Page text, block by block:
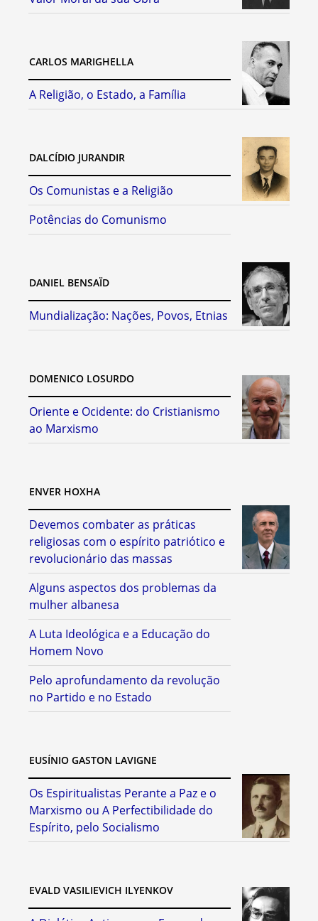
CARLOS MARIGHELLA
A Religião, o Estado, a Família
DALCÍDIO JURANDIR
Os Comunistas e a Religião
Potências do Comunismo
DANIEL BENSAÏD
Mundialização: Nações, Povos, Etnias
DOMENICO LOSURDO
Oriente e Ocidente: do Cristianismo
ao Marxismo
ENVER HOXHA
Devemos combater as práticas
religiosas com o espírito patriótico e
revolucionário das massas
Alguns aspectos dos problemas da
mulher albanesa
A Luta Ideológica e a Educação do
Homem Novo
Pelo aprofundamento da revolução
no Partido e no Estado
EUSÍNIO GASTON LAVIGNE
Os Espiritualistas Perante a Paz e o
Marxismo ou A Perfectibilidade do
Espírito, pelo Socialismo
EVALD VASILIEVICH ILYENKOV